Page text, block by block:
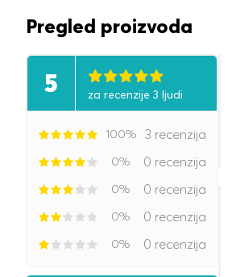
Pregled proizvoda
5 za recenzije 3 ljudi
100% 3 recenzija
0% 0 recenzija
0% 0 recenzija
0% 0 recenzija
0% 0 recenzija